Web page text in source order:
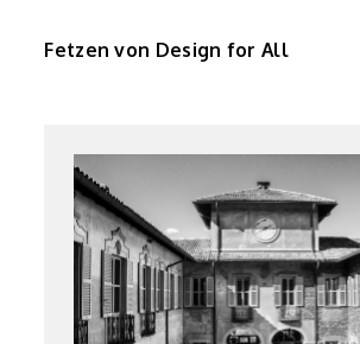
Fetzen von Design for All